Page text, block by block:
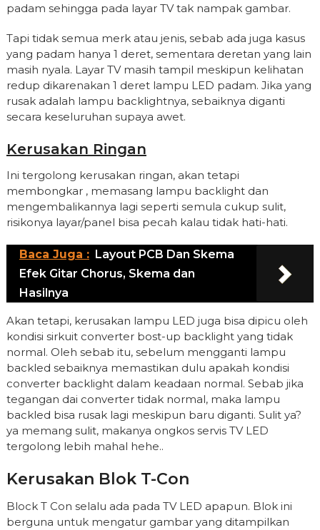
padam sehingga pada layar TV tak nampak gambar.
Tapi tidak semua merk atau jenis, sebab ada juga kasus
yang padam hanya 1 deret, sementara deretan yang lain
masih nyala. Layar TV masih tampil meskipun kelihatan
redup dikarenakan 1 deret lampu LED padam. Jika yang
rusak adalah lampu backlightnya, sebaiknya diganti
secara keseluruhan supaya awet.
Kerusakan Ringan
Ini tergolong kerusakan ringan, akan tetapi
membongkar , memasang lampu backlight dan
mengembalikannya lagi seperti semula cukup sulit,
risikonya layar/panel bisa pecah kalau tidak hati-hati.
Baca Juga : Layout PCB Dan Skema
Efek Gitar Chorus, Skema dan
Hasilnya
Akan tetapi, kerusakan lampu LED juga bisa dipicu oleh
kondisi sirkuit converter bost-up backlight yang tidak
normal. Oleh sebab itu, sebelum mengganti lampu
backled sebaiknya memastikan dulu apakah kondisi
converter backlight dalam keadaan normal. Sebab jika
tegangan dai converter tidak normal, maka lampu
backled bisa rusak lagi meskipun baru diganti. Sulit ya?
ya memang sulit, makanya ongkos servis TV LED
tergolong lebih mahal hehe..
Kerusakan Blok T-Con
Block T Con selalu ada pada TV LED apapun. Blok ini
berguna untuk mengatur gambar yang ditampilkan